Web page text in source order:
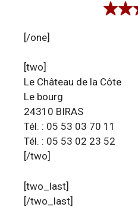
[/one]
[two]
Le Château de la Côte
Le bourg
24310 BIRAS
Tél. : 05 53 03 70 11
Tél. : 05 53 02 23 52
[/two]
[two_last]
[/two_last]